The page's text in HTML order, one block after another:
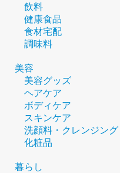
飲料
健康食品
食材宅配
調味料
美容
美容グッズ
ヘアケア
ボディケア
スキンケア
洗顔料・クレンジング
化粧品
暮らし